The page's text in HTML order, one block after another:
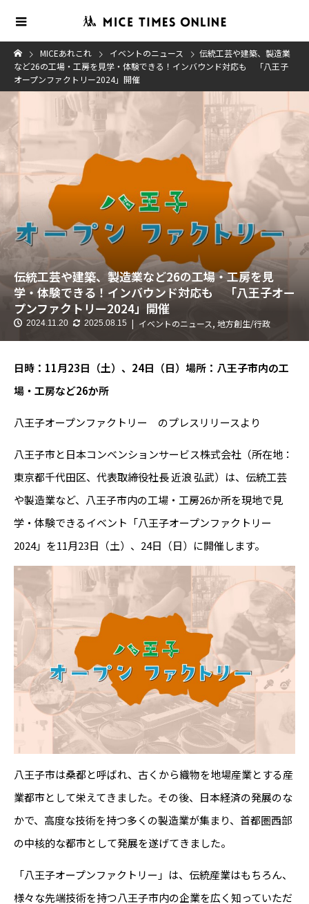
MICEあれこれ イベントのニュース
伝統工芸や建築、製造業
など26の工場・工房を見学・体験できる！インバウンド対応も 「八王子
オープンファクトリー2024」開催
伝統工芸や建築、製造業など26の工場・工房を見
学・体験できる！インバウンド対応も 「八王子オー
プンファクトリー2024」開催
2024.11.20 2025.08.15 イベントのニュース, 地方創生/行政
日時：11月23日（土）、24日（日）場所：八王子市内の工
場・工房など26か所
八王子オープンファクトリー のプレスリリースより
八王子市と日本コンベンションサービス株式会社（所在地：
東京都千代田区、代表取締役社長 近浪 弘武）は、伝統工芸
や製造業など、八王子市内の工場・工房26か所を現地で見
学・体験できるイベント「八王子オープンファクトリー
2024」を11月23日（土）、24日（日）に開催します。
八王子市は桑都と呼ばれ、古くから織物を地場産業とする産
業都市として栄えてきました。その後、日本経済の発展のな
かで、高度な技術を持つ多くの製造業が集まり、首都圏西部
の中核的な都市として発展を遂げてきました。
「八王子オープンファクトリー」は、伝統産業はもちろん、
様々な先端技術を持つ八王子市内の企業を広く知っていただ